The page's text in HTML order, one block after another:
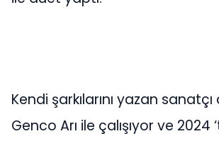
Kendi şarkılarını yazan
Genco Arı ile çalışıyor ve 2024